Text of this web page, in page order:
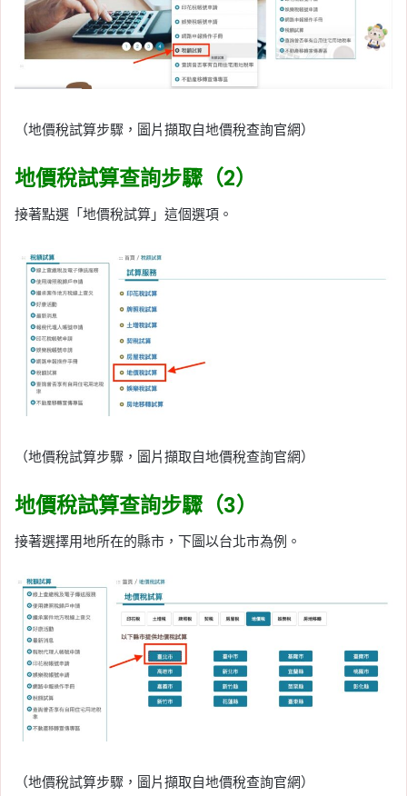
（地價稅試算步驟，圖片擷取自地價稅查詢官網）
地價稅試算查詢步驟（2）
接著點選「地價稅試算」這個選項。
（地價稅試算步驟，圖片擷取自地價稅查詢官網）
地價稅試算查詢步驟（3）
接著選擇用地所在的縣市，下圖以台北市為例。
（地價稅試算步驟，圖片擷取自地價稅查詢官網）